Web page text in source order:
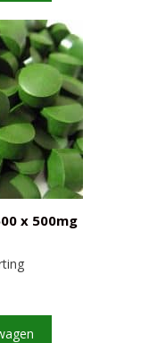
x 500mg